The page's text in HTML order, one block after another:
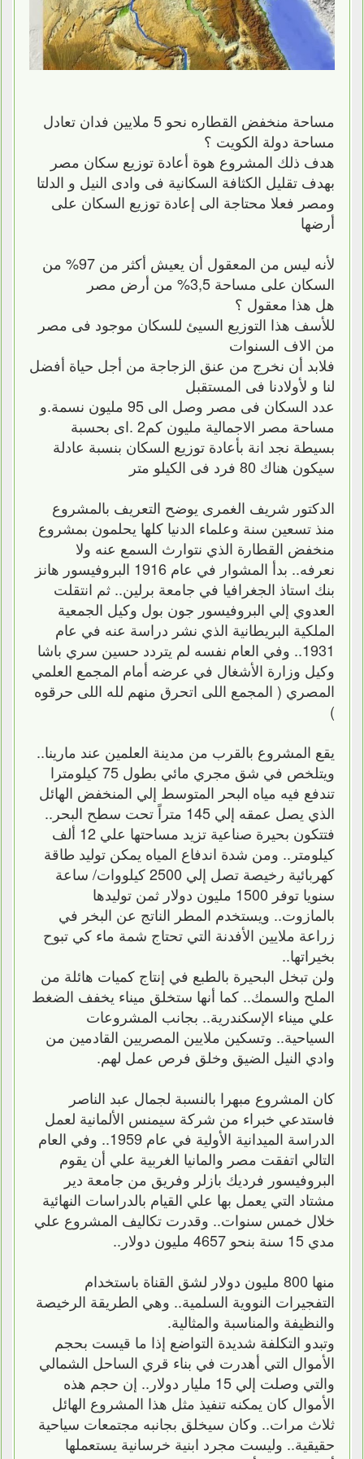
مساحة منخفض القطاره نحو 5 ملايين فدان تعادل
مساحة دولة الكويت ؟
هدف ذلك المشروع هوة أعادة توزيع سكان مصر
بهدف تقليل الكثافة السكانية فى وادى النيل و الدلتا
ومصر فعلا محتاجة الى إعادة توزيع السكان على
أرضها
لأنه ليس من المعقول أن يعيش أكثر من 97% من
السكان على مساحة 3,5% من أرض مصر
هل هذا معقول ؟
للأسف هذا التوزيع السيئ للسكان موجود فى مصر
من الاف السنوات
فلابد أن نخرج من عنق الزجاجة من أجل حياة أفضل
لنا و لأولادنا فى المستقبل
عدد السكان فى مصر وصل الى 95 مليون نسمة.و
مساحة مصر الاجمالية مليون كم2 .اى بحسبة
بسيطة نجد انة بأعادة توزيع السكان بنسبة عادلة
سيكون هناك 80 فرد فى الكيلو متر
الدكتور شريف الغمرى يوضح التعريف بالمشروع
منذ تسعين سنة وعلماء الدنيا كلها يحلمون بمشروع
منخفض القطارة الذي نتوارث السمع عنه ولا
نعرفه.. بدأ المشوار في عام 1916 البروفيسور هانز
بنك استاذ الجغرافيا في جامعة برلين.. ثم انتقلت
العدوي إلي البروفيسور جون بول وكيل الجمعية
الملكية البريطانية الذي نشر دراسة عنه في عام
1931.. وفي العام نفسه لم يتردد حسين سري باشا
وكيل وزارة الأشغال في عرضه أمام المجمع العلمي
المصري ( المجمع اللى اتحرق منهم لله اللى حرقوه
)
يقع المشروع بالقرب من مدينة العلمين عند مارينا..
ويتلخص في شق مجري مائي بطول 75 كيلومترا
تندفع فيه مياه البحر المتوسط إلي المنخفض الهائل
الذي يصل عمقه إلي 145 متراً تحت سطح البحر..
فتتكون بحيرة صناعية تزيد مساحتها علي 12 ألف
كيلومتر.. ومن شدة اندفاع المياه يمكن توليد طاقة
كهربائية رخيصة تصل إلي 2500 كيلووات/ ساعة
سنويا توفر 1500 مليون دولار ثمن توليدها
بالمازوت.. ويستخدم المطر الناتج عن البخر في
زراعة ملايين الأفدنة التي تحتاج شمة ماء كي تبوح
بخيراتها..
ولن تبخل البحيرة بالطبع في إنتاج كميات هائلة من
الملح والسمك.. كما أنها ستخلق ميناء يخفف الضغط
علي ميناء الإسكندرية.. بجانب المشروعات
السياحية.. وتسكين ملايين المصريين القادمين من
وادي النيل الضيق وخلق فرص عمل لهم.
كان المشروع مبهرا بالنسبة لجمال عبد الناصر
فاستدعي خبراء من شركة سيمنس الألمانية لعمل
الدراسة الميدانية الأولية في عام 1959.. وفي العام
التالي اتفقت مصر والمانيا الغربية علي أن يقوم
البروفيسور فرديك بازلر وفريق من جامعة دير
مشتاد التي يعمل بها علي القيام بالدراسات النهائية
خلال خمس سنوات.. وقدرت تكاليف المشروع علي
مدي 15 سنة بنحو 4657 مليون دولار..
منها 800 مليون دولار لشق القناة باستخدام
التفجيرات النووية السلمية.. وهي الطريقة الرخيصة
والنظيفة والمناسبة والمثالية.
وتبدو التكلفة شديدة التواضع إذا ما قيست بحجم
الأموال التي أهدرت في بناء قري الساحل الشمالي
والتي وصلت إلي 15 مليار دولار.. إن حجم هذه
الأموال كان يمكنه تنفيذ مثل هذا المشروع الهائل
ثلاث مرات.. وكان سيخلق بجانبه مجتمعات سياحية
حقيقية.. وليست مجرد ابنية خرسانية يستعملها